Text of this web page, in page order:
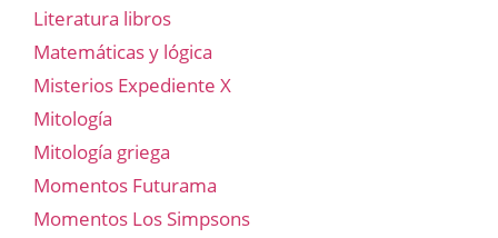
Literatura libros
Matemáticas y lógica
Misterios Expediente X
Mitología
Mitología griega
Momentos Futurama
Momentos Los Simpsons